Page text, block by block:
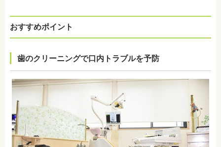
おすすめポイント
歯のクリーニングで口内トラブルを予防